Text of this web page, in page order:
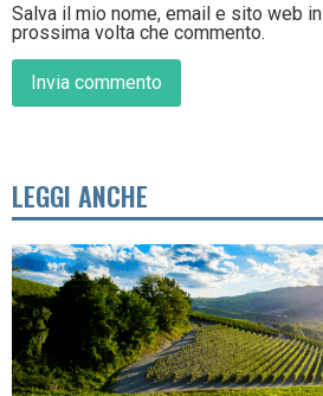
Salva il mio nome, email e sito web
prossima volta che commento.
LEGGI ANCHE